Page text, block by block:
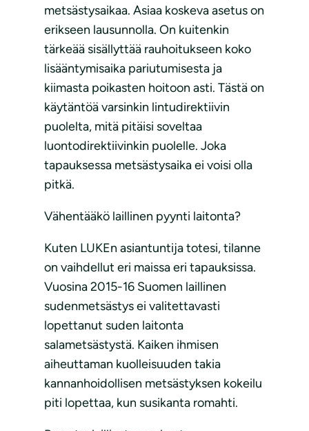
metsästysaikaa. Asiaa koskeva asetus on
erikseen lausunnolla. On kuitenkin
tärkeää sisällyttää rauhoitukseen koko
lisääntymisaika pariutumisesta ja
kiimasta poikasten hoitoon asti. Tästä on
käytäntöä varsinkin lintudirektiivin
puolelta, mitä pitäisi soveltaa
luontodirektiivinkin puolelle. Joka
tapauksessa metsästysaika ei voisi olla
pitkä.
Vähentääkö laillinen pyynti laitonta?
Kuten LUKEn asiantuntija totesi, tilanne
on vaihdellut eri maissa eri tapauksissa.
Vuosina 2015-16 Suomen laillinen
sudenmetsästys ei valitettavasti
lopettanut suden laitonta
salametsästystä. Kaiken ihmisen
aiheuttaman kuolleisuuden takia
kannanhoidollisen metsästyksen kokeilu
piti lopettaa, kun susikanta romahti.